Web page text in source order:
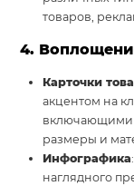
товаров,
4.
Карточки
акцентом на
включающими
размеры и
Инфографика
наглядного